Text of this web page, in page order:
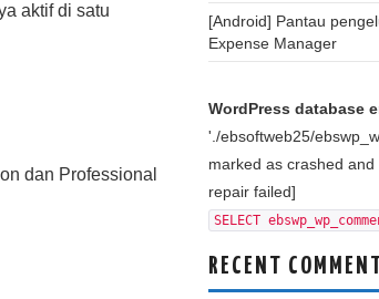
aktif di satu
dan Professional
[Android] Pantau
Expense Manager
WordPress database
'./ebsoftweb25/
marked as crashed
repair failed]
SELECT
RECENT